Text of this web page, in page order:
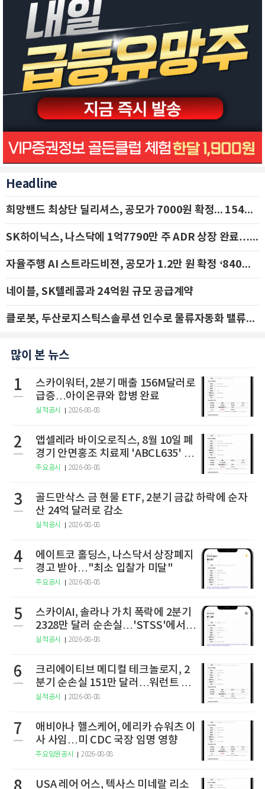
Headline
희망밴드 최상단 딜리셔스, 공모가 7000원 확정... 154억 규모 IPO 돌입
SK하이닉스, 나스닥에 1억7790만 주 ADR 상장 완료…29일 국내 추가 상장
자율주행 AI 스트라드비젼, 공모가 1.2만 원 확정 ‘840억 수혈’
네이블, SK텔레콤과 24억원 규모 공급계약
클로봇, 두산로지스틱스솔루션 인수로 물류자동화 밸류체인 확장 추진 - IBK투자증권
많이 본 뉴스
1
스카이워터, 2분기 매출 156M달러로
급증…아이온큐와 합병 완료
실적공시 2026-08-08
2
앱셀레라 바이오로직스, 8월 10일 폐
경기 안면홍조 치료제 'ABCL635' 임
상 2상 결과 발표
주요공시 2026-08-08
3
골드만삭스 금 현물 ETF, 2분기 금값 하락에 순자
산 24억 달러로 감소
실적공시 2026-08-08
4
에이트코 홀딩스, 나스닥서 상장폐지
경고 받아…"최소 입찰가 미달"
주요공시 2026-08-08
5
스카이AI, 솔라나 가치 폭락에 2분기
2328만 달러 순손실…'STSS'에서
사명·티커 변경 완료
실적공시 2026-08-08
6
크리에이티브 메디컬 테크놀로지, 2
분기 순손실 151만 달러…워런트 행
사로 446만 달러 조달
실적공시 2026-08-08
7
애비아나 헬스케어, 에리카 슈워츠 이
사 사임…미 CDC 국장 임명 영향
주요임원공시 2026-08-08
USA 레어 어스, 텍사스 미네랄 리소